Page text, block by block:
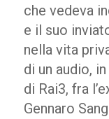
che vedeva
e il suo
nella vita
di un audio,
di Rai3, fra
Gennaro